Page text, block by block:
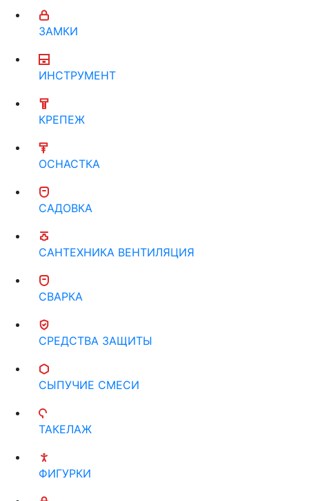
ЗАМКИ
ИНСТРУМЕНТ
КРЕПЕЖ
ОСНАСТКА
САДОВКА
САНТЕХНИКА ВЕНТИЛЯЦИЯ
СВАРКА
СРЕДСТВА ЗАЩИТЫ
СЫПУЧИЕ СМЕСИ
ТАКЕЛАЖ
ФИГУРКИ